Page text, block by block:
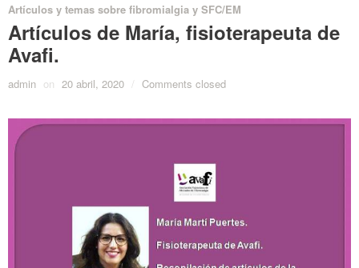
Artículos y temas sobre fibromialgia y SFC/EM
Artículos de María, fisioterapeuta de
Avafi.
admin on 20 abril, 2020 / Comments closed